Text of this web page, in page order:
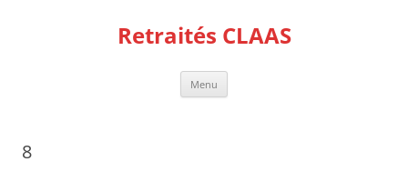
Retraités CLAAS
Menu
8